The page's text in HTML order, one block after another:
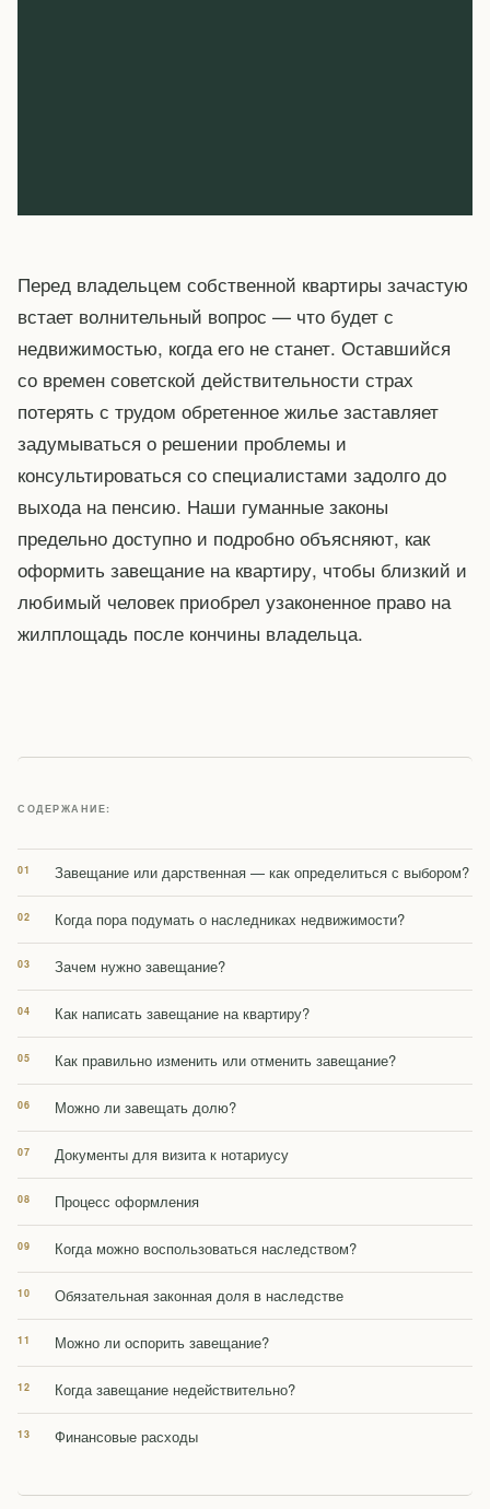
Перед владельцем собственной квартиры зачастую
встает волнительный вопрос — что будет с
недвижимостью, когда его не станет. Оставшийся
со времен советской действительности страх
потерять с трудом обретенное жилье заставляет
задумываться о решении проблемы и
консультироваться со специалистами задолго до
выхода на пенсию. Наши гуманные законы
предельно доступно и подробно объясняют, как
оформить завещание на квартиру, чтобы близкий и
любимый человек приобрел узаконенное право на
жилплощадь после кончины владельца.
СОДЕРЖАНИЕ:
Завещание или дарственная — как определиться с выбором?
Когда пора подумать о наследниках недвижимости?
Зачем нужно завещание?
Как написать завещание на квартиру?
Как правильно изменить или отменить завещание?
Можно ли завещать долю?
Документы для визита к нотариусу
Процесс оформления
Когда можно воспользоваться наследством?
Обязательная законная доля в наследстве
Можно ли оспорить завещание?
Когда завещание недействительно?
Финансовые расходы